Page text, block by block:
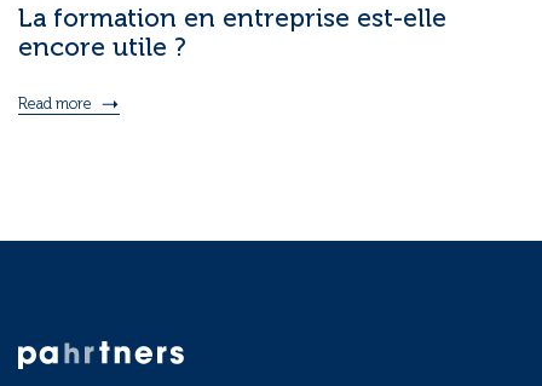
La formation en entreprise est-elle
encore utile ?
Read more